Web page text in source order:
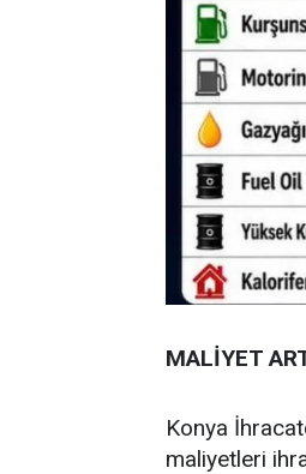
MALİYET
Konya
maliyetleri